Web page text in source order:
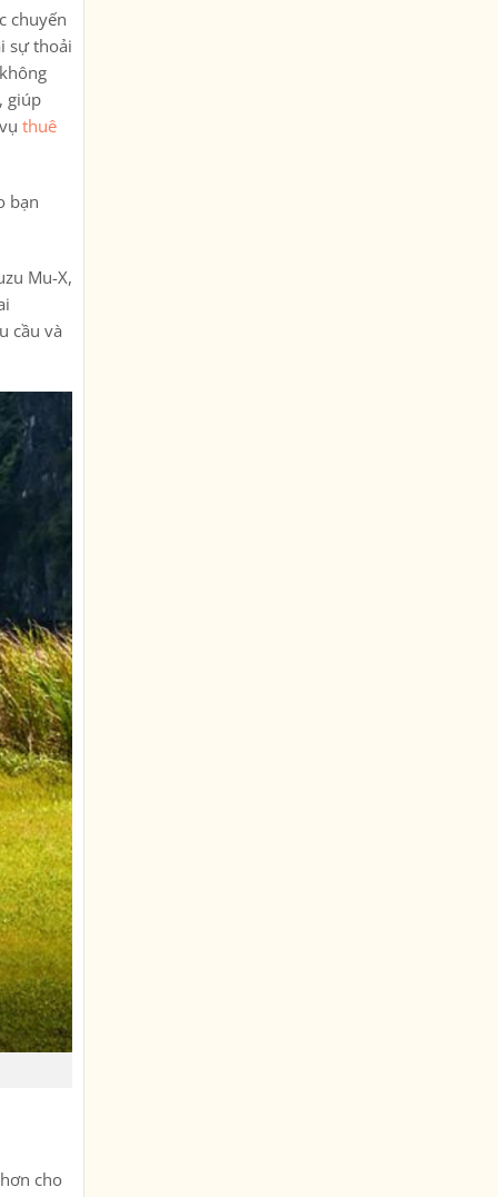
chuyến
sự thoải
giúp
thuê
bạn
Mu-X,
cầu và
cho